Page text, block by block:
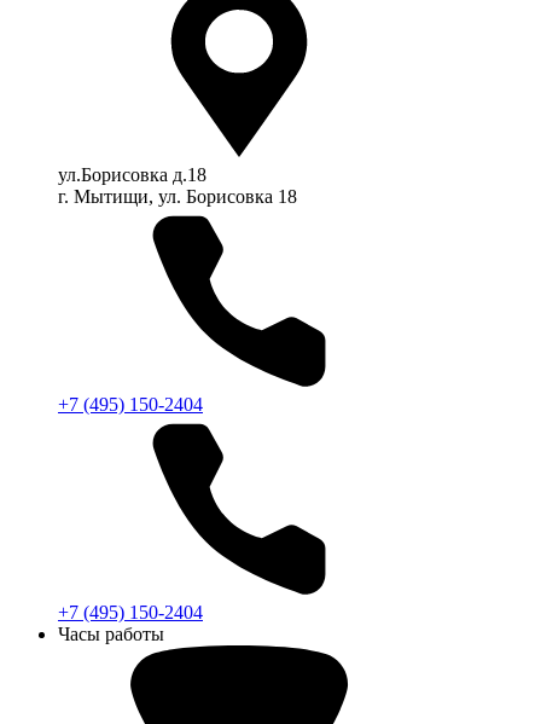
ул.Борисовка д.18
г. Мытищи, ул. Борисовка 18
+7 (495) 150-2404
+7 (495) 150-2404
Часы работы